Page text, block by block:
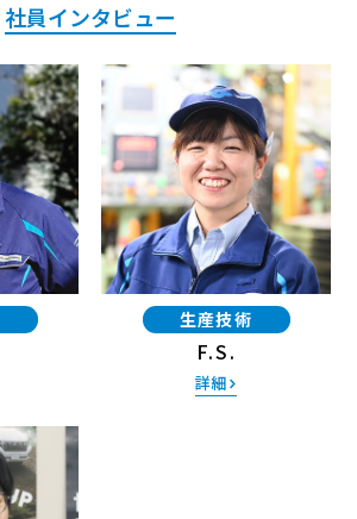
社員インタビュー
生産技術
F.S.
詳細